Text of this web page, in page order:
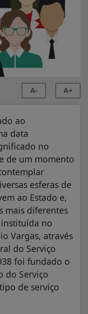
A- A+
ao
data
no
de um momento
esferas de
ao Estado e,
mais diferentes
no
Vargas, através
do Serviço
foi fundado o
do Serviço
de serviço